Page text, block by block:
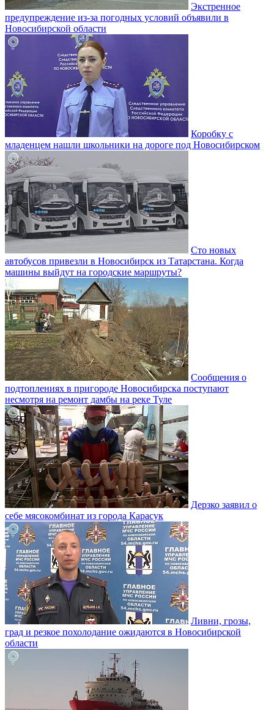
Экстренное
предупреждение из-за погодных условий объявили в
Новосибирской области
Коробку с
младенцем нашли школьники на дороге под Новосибирском
Сто новых
автобусов привезли в Новосибирск из Татарстана. Когда
машины выйдут на городские маршруты?
Сообщения о
подтоплениях в пригороде Новосибирска поступают
несмотря на ремонт дамбы на реке Туле
Дерзко заявил о
себе мясокомбинат из города Карасук
Ливни, грозы,
град и резкое похолодание ожидаются в Новосибирской
области